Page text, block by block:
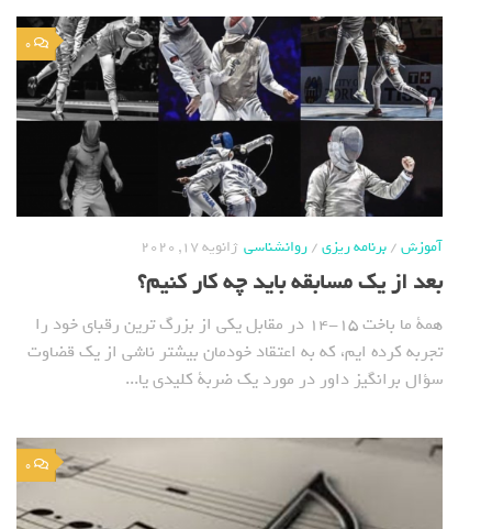
0
آموزش/برنامه ریزی/روانشناسی ژانویه 17, 2020
بعد از یک مسابقه باید چه کار کنیم؟
همة ما باخت 15-14 در مقابل یکی از بزرگ ترین رقبای خود را
تجربه کرده ایم، که به اعتقاد خودمان بیشتر ناشی از یک قضاوت
سؤال برانگیز داور در مورد یک ضربة کلیدی یا...
0